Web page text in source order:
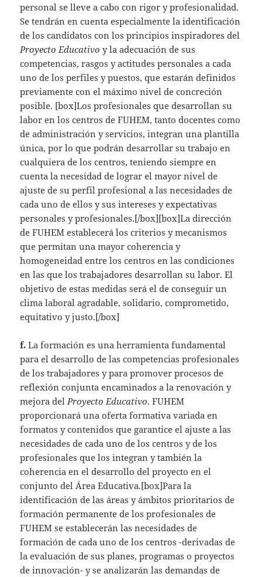
personal se lleve a cabo con rigor y profesionalidad.
Se tendrán en cuenta especialmente la identificación
de los candidatos con los principios inspiradores del
Proyecto Educativo y la adecuación de sus
competencias, rasgos y actitudes personales a cada
uno de los perfiles y puestos, que estarán definidos
previamente con el máximo nivel de concreción
posible. [box]Los profesionales que desarrollan su
labor en los centros de FUHEM, tanto docentes como
de administración y servicios, integran una plantilla
única, por lo que podrán desarrollar su trabajo en
cualquiera de los centros, teniendo siempre en
cuenta la necesidad de lograr el mayor nivel de
ajuste de su perfil profesional a las necesidades de
cada uno de ellos y sus intereses y expectativas
personales y profesionales.[/box][box]La dirección
de FUHEM establecerá los criterios y mecanismos
que permitan una mayor coherencia y
homogeneidad entre los centros en las condiciones
en las que los trabajadores desarrollan su labor. El
objetivo de estas medidas será el de conseguir un
clima laboral agradable, solidario, comprometido,
equitativo y justo.[/box]
f.La formación es una herramienta fundamental
para el desarrollo de las competencias profesionales
de los trabajadores y para promover procesos de
reflexión conjunta encaminados a la renovación y
mejora delProyecto Educativo. FUHEM
proporcionará una oferta formativa variada en
formatos y contenidos que garantice el ajuste a las
necesidades de cada uno de los centros y de los
profesionales que los integran y también la
coherencia en el desarrollo del proyecto en el
conjunto del Área Educativa.[box]Para la
identificación de las áreas y ámbitos prioritarios de
formación permanente de los profesionales de
FUHEM se establecerán las necesidades de
formación de cada uno de los centros -derivadas de
la evaluación de sus planes, programas o proyectos
de innovación- y se analizarán las demandas de